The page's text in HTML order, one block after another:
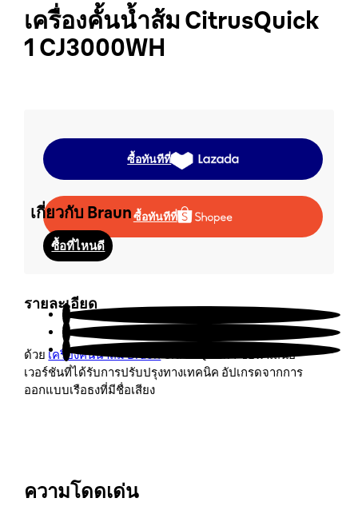
เครื่องคั้นน้ำส้ม CitrusQuick
1 CJ3000WH
ซื้อทันทีที่
ซื้อทันทีที่
ซื้อที่ไหนดี
รายละเอียด
ด้วย เครื่องคั้นน้ำส้ม BraunCitrusQuick 1 ขอนำเสนอ
เวอร์ชันที่ได้รับการปรับปรุงทางเทคนิค อัปเกรดจากการ
ออกแบบเรือธงที่มีชื่อเสียง
ความโดดเด่น
ติดต่อเรา
สถานที่ขาย
ระบุสินค้าลอกเลียนแบบ
เกี่ยวกับ Braun